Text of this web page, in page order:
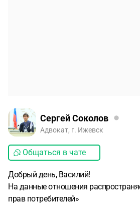
Сергей Соколов
Адвокат, г. Ижевск
Общаться в чате
Добрый день, Василий!
На данные отношения
прав потребителей»